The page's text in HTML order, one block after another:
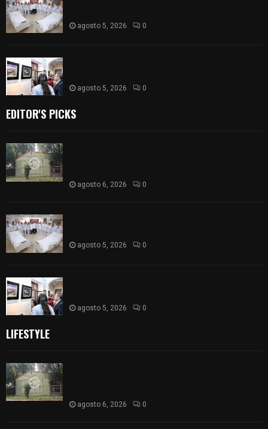
agosto 5, 2026 0
agosto 5, 2026 0
EDITOR'S PICKS
agosto 6, 2026 0
agosto 5, 2026 0
agosto 5, 2026 0
LIFESTYLE
agosto 6, 2026 0